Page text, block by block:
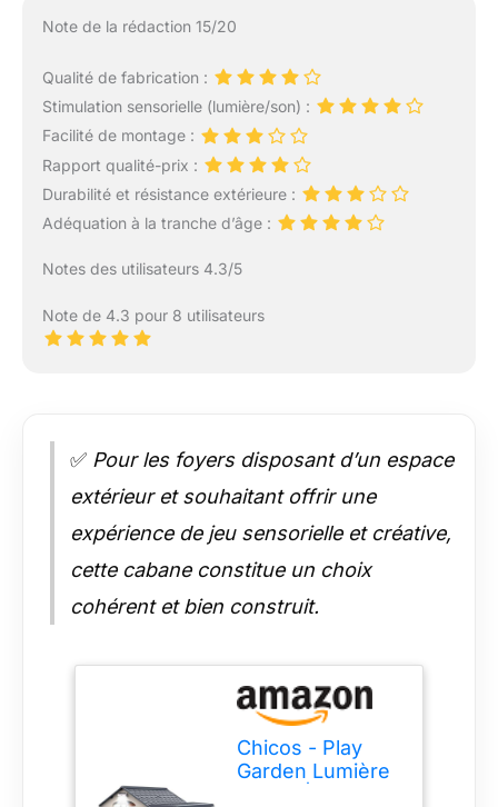
Note de la rédaction 15/20
Qualité de fabrication :
Stimulation sensorielle (lumière/son) :
Facilité de montage :
Rapport qualité-prix :
Durabilité et résistance extérieure :
Adéquation à la tranche d’âge :
Notes des utilisateurs 4.3/5
Note de 4.3 pour 8 utilisateurs
✅ Pour les foyers disposant d’un espace
extérieur et souhaitant offrir une
expérience de jeu sensorielle et créative,
cette cabane constitue un choix
cohérent et bien construit.
Chicos - Play
Garden Lumière